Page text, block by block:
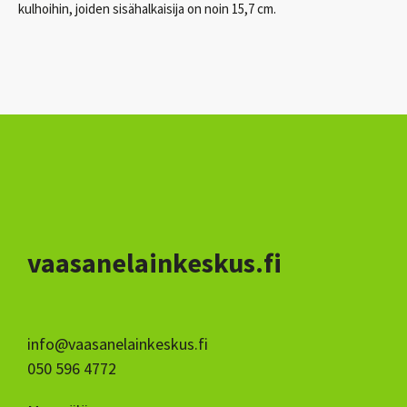
kulhoihin, joiden sisähalkaisija on noin 15,7 cm.
vaasanelainkeskus.fi
info@vaasanelainkeskus.fi
050 596 4772